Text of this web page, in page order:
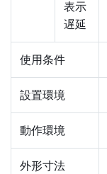
表示
遅延
使用条件
設置環境
動作環境
外形寸法